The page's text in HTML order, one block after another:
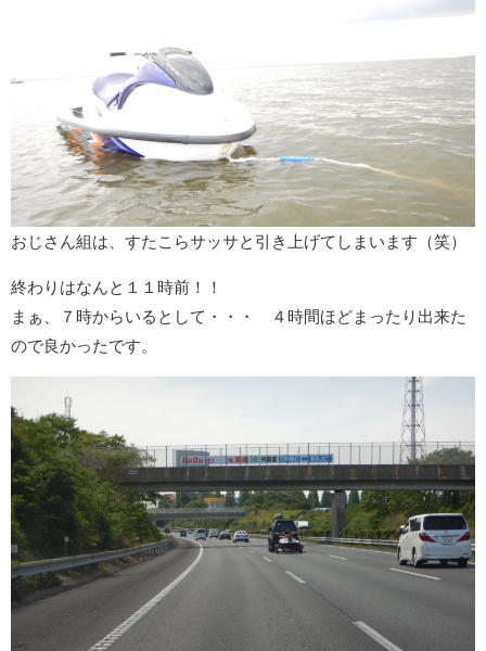
おじさん組は、すたこらサッサと引き上げてしまいます（笑）
終わりはなんと１１時前！！
まぁ、７時からいるとして・・・ ４時間ほどまったり出来た
ので良かったです。